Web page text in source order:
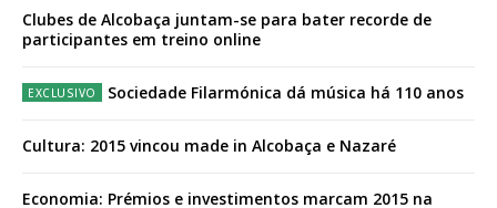
Clubes de Alcobaça juntam-se para bater recorde de
participantes em treino online
Sociedade Filarmónica dá música há 110 anos
Cultura: 2015 vincou made in Alcobaça e Nazaré
Economia: Prémios e investimentos marcam 2015 na